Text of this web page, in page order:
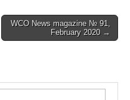
WCO News magazine № 91,
February 2020 →